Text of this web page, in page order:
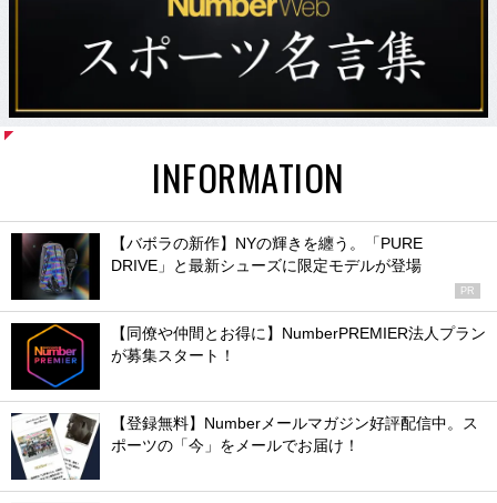
INFORMATION
【バボラの新作】NYの輝きを纏う。「PURE
DRIVE」と最新シューズに限定モデルが登場
PR
【同僚や仲間とお得に】NumberPREMIER法人プラン
が募集スタート！
【登録無料】Numberメールマガジン好評配信中。ス
ポーツの「今」をメールでお届け！